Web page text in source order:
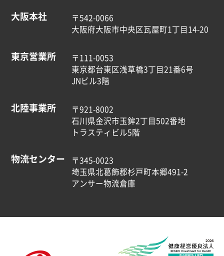
大阪本社
〒542-0066
大阪府大阪市中央区瓦屋町1丁目14-20
東京営業所
〒111-0053
東京都台東区浅草橋3丁目21番6号
JNビル3階
北陸事業所
〒921-8002
石川県金沢市玉鉾2丁目502番地
トラスティビル5階
物流センター
〒345-0023
埼玉県北葛飾郡杉戸町本郷491-2
アンサー物流倉庫